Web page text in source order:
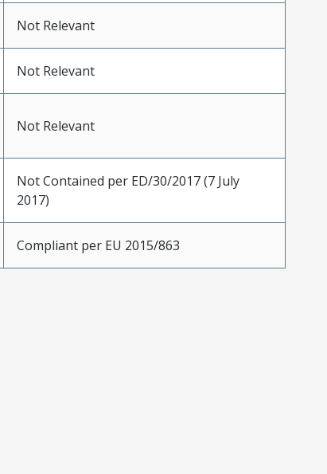
Not Relevant
Not Relevant
Not Relevant
Not Contained per ED/30/2017 (7 July
2017)
Compliant per EU 2015/863